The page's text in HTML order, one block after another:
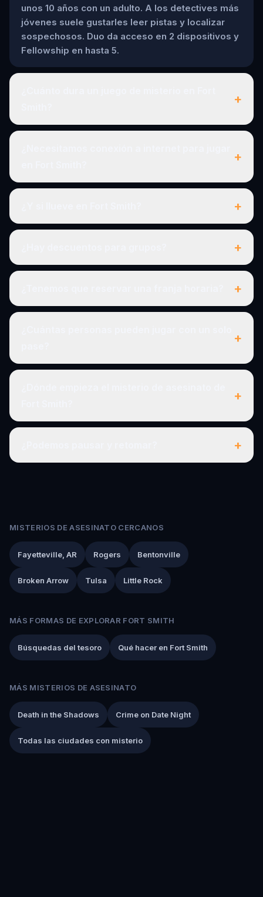
unos 10 años con un adulto. A los detectives más
jóvenes suele gustarles leer pistas y localizar
sospechosos. Duo da acceso en 2 dispositivos y
Fellowship en hasta 5.
+
+
+
+
+
+
+
+
MISTERIOS DE ASESINATO CERCANOS
Fayetteville, AR Rogers Bentonville
Broken Arrow Tulsa Little Rock
MÁS FORMAS DE EXPLORAR FORT SMITH
Búsquedas del tesoro Qué hacer en Fort Smith
MÁS MISTERIOS DE ASESINATO
Death in the Shadows Crime on Date Night
Todas las ciudades con misterio